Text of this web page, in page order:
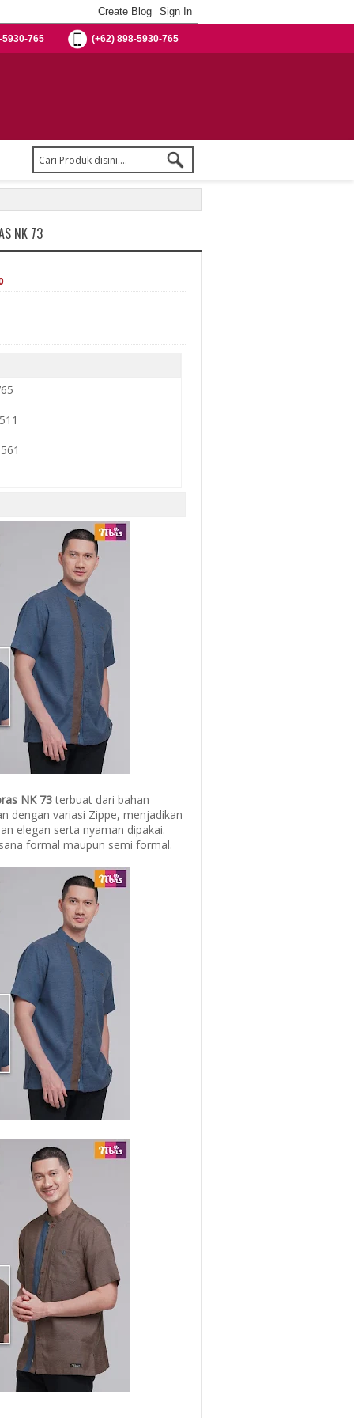
(+62) 898-5930-765
5930-765
NK 73
NK 73terbuat dari bahan
dengan variasi Zippe, menjadikan
elegan serta nyaman dipakai.
formal maupun semi formal.